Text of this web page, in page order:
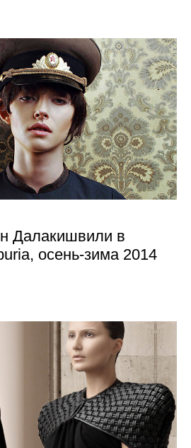
Далакишвили в
осень-зима 2014